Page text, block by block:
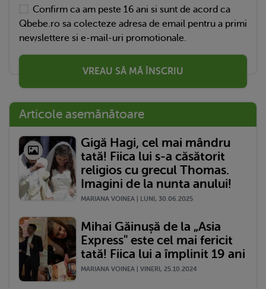
Confirm ca am peste 16 ani si sunt de acord ca
Qbebe.ro sa colecteze adresa de email pentru a primi
newslettere si e-mail-uri promotionale.
VREAU SĂ MĂ ÎNSCRIU
Articole asemănătoare
Gigă Hagi, cel mai mândru
tată! Fiica lui s-a căsătorit
religios cu grecul Thomas.
Imagini de la nunta anului!
MARIANA VOINEA | LUNI, 30.06.2025
Mihai Găinușă de la „Asia
Express" este cel mai fericit
tată! Fiica lui a împlinit 19 ani
MARIANA VOINEA | VINERI, 25.10.2024